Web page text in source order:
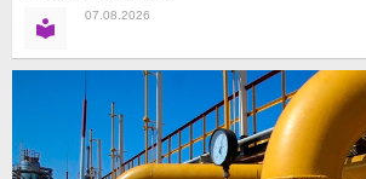
07.08.2026